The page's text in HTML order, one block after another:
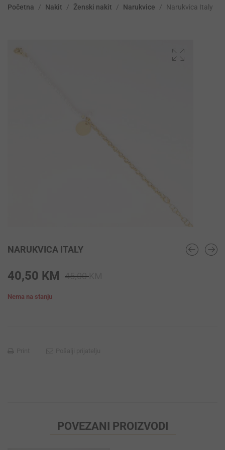
Početna / Nakit / Ženski nakit / Narukvice / Narukvica Italy
NARUKVICA ITALY
45,00
40,50 KM
Nema na stanju
POVEZANI PROIZVODI